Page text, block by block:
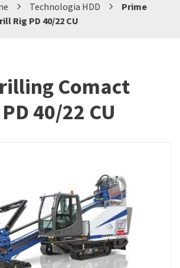
› Technologia HDD ›
Prime
Rig PD 40/22 CU
Comact
40/22 CU